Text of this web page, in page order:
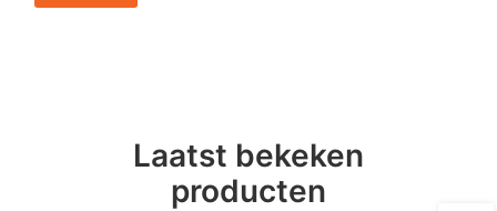
Laatst bekeken
producten